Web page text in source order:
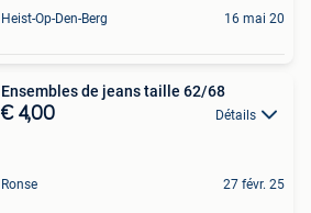
Heist-Op-Den-Berg 16 mai 20
Ensembles de jeans taille 62/68
€ 4,00 Détails
Ronse 27 févr. 25